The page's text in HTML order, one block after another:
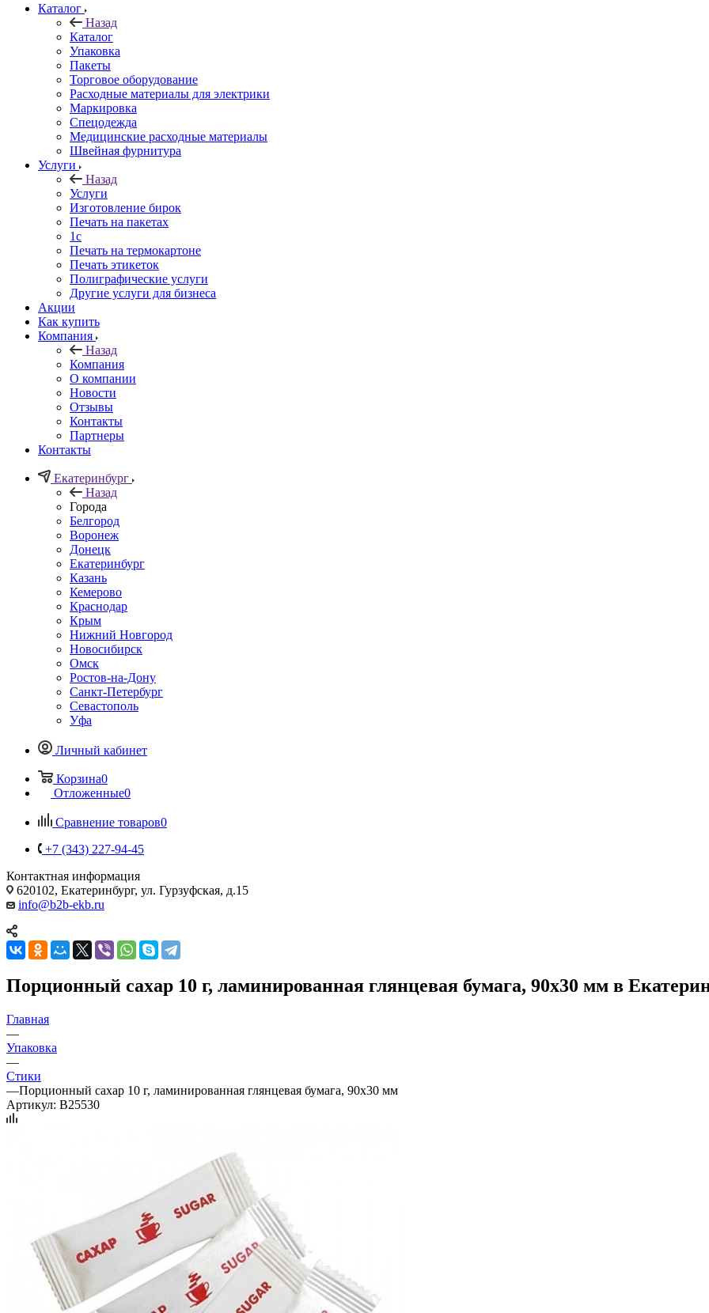
Каталог
Назад
Каталог
Упаковка
Пакеты
Торговое оборудование
Расходные материалы для электрики
Маркировка
Спецодежда
Медицинские расходные материалы
Швейная фурнитура
Услуги
Назад
Услуги
Изготовление бирок
Печать на пакетах
1c
Печать на термокартоне
Печать этикеток
Полиграфические услуги
Другие услуги для бизнеса
Акции
Как купить
Компания
Назад
Компания
О компании
Новости
Отзывы
Контакты
Партнеры
Контакты
Екатеринбург
Назад
Города
Белгород
Воронеж
Донецк
Екатеринбург
Казань
Кемерово
Краснодар
Крым
Нижний Новгород
Новосибирск
Омск
Ростов-на-Дону
Санкт-Петербург
Севастополь
Уфа
Личный кабинет
Корзина0
Отложенные0
Сравнение товаров0
+7 (343) 227-94-45
Контактная информация
620102, Екатеринбург, ул. Гурзуфская, д.15
info@b2b-ekb.ru
Порционный сахар 10 г, ламинированная глянцевая бумага, 90х30 мм в
Главная
—
Упаковка
—
Стики
—Порционный сахар 10 г, ламинированная глянцевая бумага, 90х30 мм
Артикул: B25530